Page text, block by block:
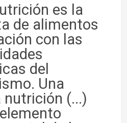
es la
de alimentos
con las
del
Una
nutrición (...)